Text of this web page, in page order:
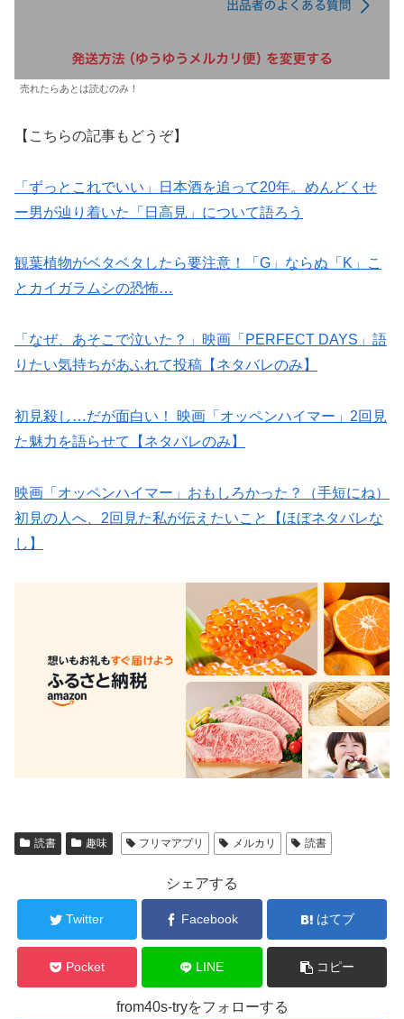
売れたらあとは読むのみ！
【こちらの記事もどうぞ】
「ずっとこれでいい」日本酒を追って20年。めんどくせ
ー男が辿り着いた「日高見」について語ろう
観葉植物がベタベタしたら要注意！「G」ならぬ「K」こ
とカイガラムシの恐怖…
「なぜ、あそこで泣いた？」映画「PERFECT DAYS」語
りたい気持ちがあふれて投稿【ネタバレのみ】
初見殺し…だが面白い！ 映画「オッペンハイマー」2回見
た魅力を語らせて【ネタバレのみ】
映画「オッペンハイマー」おもしろかった？（手短にね）
初見の人へ、2回見た私が伝えたいこと【ほぼネタバレな
し】
読書 趣味 フリマアプリ メルカリ 読書
シェアする
Twitter Facebook はてブ
Pocket LINE コピー
from40s-tryをフォローする